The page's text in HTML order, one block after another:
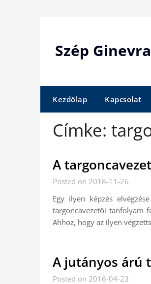
Szép Ginevra
Kezdőlap Kapcsolat
Címke:
A
Posted on 2018-11-26
Egy ilyen képzés
targoncavezetői tanfolyam
Ahhoz, hogy az ilyen
A jutányos árú
Posted on 2016-04-23